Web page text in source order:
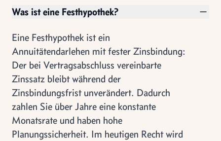
Was ist eine Festhypothek?
Eine Festhypothek ist ein
Annuitätendarlehen mit fester Zinsbindung:
Der bei Vertragsabschluss vereinbarte
Zinssatz bleibt während der
Zinsbindungsfrist unverändert. Dadurch
zahlen Sie über Jahre eine konstante
Monatsrate und haben hohe
Planungssicherheit. Im heutigen Recht wird